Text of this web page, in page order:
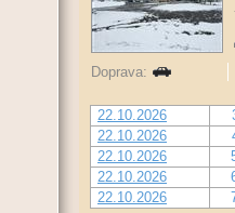
Doprava:
22.10.2026
22.10.2026
22.10.2026
22.10.2026
22.10.2026